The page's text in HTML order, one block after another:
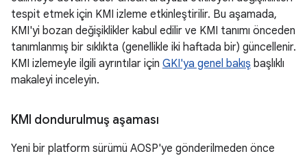
tespit etmek için KMI izleme etkinleştirilir. Bu aşamada,
KMI'yi bozan değişiklikler kabul edilir ve KMI tanımı önceden
tanımlanmış bir sıklıkta (genellikle iki haftada bir) güncellenir.
KMI izlemeyle ilgili ayrıntılar için GKI'ya genel bakış başlıklı
makaleyi inceleyin.
KMI dondurulmuş aşaması
Yeni bir platform sürümü AOSP'ye gönderilmeden önce